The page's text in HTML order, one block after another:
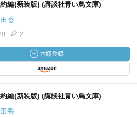
編(新装版) (講談社青い鳥文庫)
香
2
編(新装版) (講談社青い鳥文庫)
香